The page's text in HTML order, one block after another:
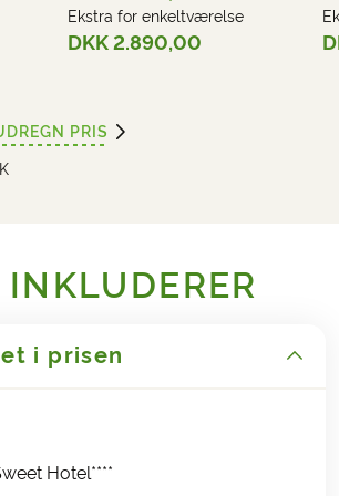
Ekstra for enkeltværelse
DKK 2.890,00
PRIS
i prisen
Hotel****